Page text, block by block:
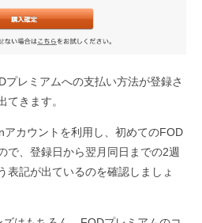
レミアムへの支払い方法が登録さ
てきます。
アカウントを利用し、初めてのFOD
で、登録日から翌月同日までの2週
表記が出ているのを確認しましょ